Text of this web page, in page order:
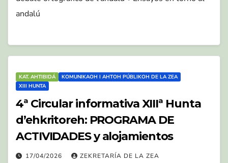
andalú
KAT. AHTIBIDÁ
KOMUNIKAOH I AHTOH PÚBLIKOH DE LA ZEA
XIII HUNTA
4ª Circular informativa XIIIª Hunta
d’ehkritoreh: PROGRAMA DE
ACTIVIDADES y alojamientos
17/04/2026 ZEKRETARÍA DE LA ZEA